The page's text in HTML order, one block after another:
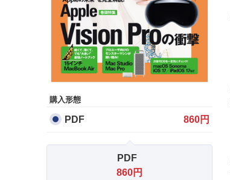
購入形態
PDF 860円
PDF
860円